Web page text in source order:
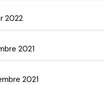
2022
2021
2021